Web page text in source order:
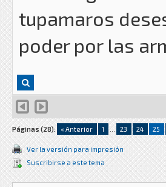
tupamaros
poder por las
Páginas (28): « Anterior 1 ... 23 24 25
Ver la versión para impresión
Suscribirse a este tema